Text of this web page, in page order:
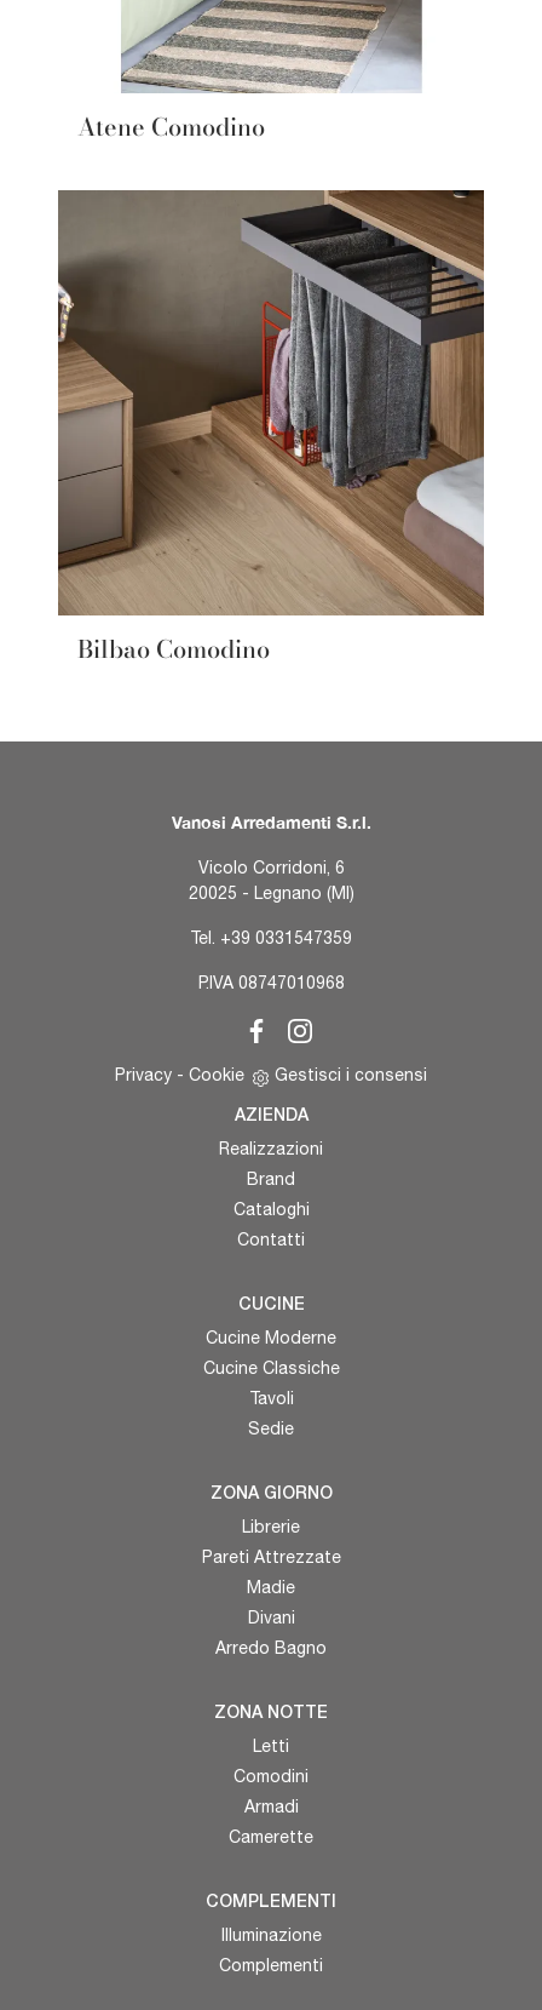
Atene Comodino
Bilbao Comodino
Vanosi Arredamenti S.r.l.
Vicolo Corridoni, 6
20025 - Legnano (MI)
Tel. +39 0331547359
P.IVA 08747010968
Privacy - Cookie Gestisci i consensi
AZIENDA
Realizzazioni
Brand
Cataloghi
Contatti
CUCINE
Cucine Moderne
Cucine Classiche
Tavoli
Sedie
ZONA GIORNO
Librerie
Pareti Attrezzate
Madie
Divani
Arredo Bagno
ZONA NOTTE
Letti
Comodini
Armadi
Camerette
COMPLEMENTI
Illuminazione
Complementi